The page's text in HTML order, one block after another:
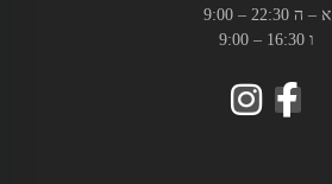
א – ה 22:30 – 9:00
ו 16:30 – 9:00